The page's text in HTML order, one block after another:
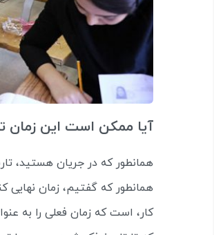
آیا ممکن است این زمان
همانطور که گفتیم، زمان
کار، است که زمان فعلی را به